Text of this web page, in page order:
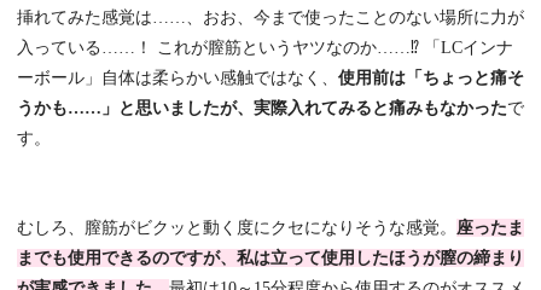
挿れてみた感覚は……、おお、今まで使ったことのない場所に力が
入っている……！ これが膣筋というヤツなのか……⁉ 「LCインナ
ーボール」自体は柔らかい感触ではなく、 使用前は「ちょっと痛そ
うかも……」と思いましたが、実際入れてみると痛みもなかったで
す。
むしろ、膣筋がビクッと動く度にクセになりそうな感覚。 座ったま
までも使用できるのですが、私は立って使用したほうが膣の締まり